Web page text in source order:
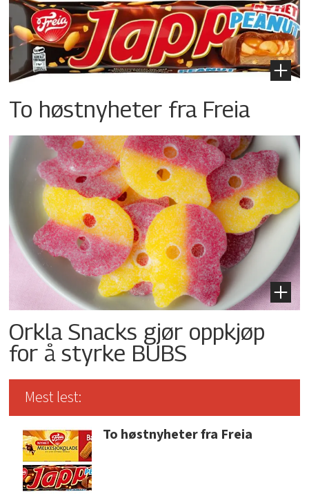
To høstnyheter fra Freia
Orkla Snacks gjør oppkjøp
for å styrke BUBS
Mest lest:
To høstnyheter fra Freia